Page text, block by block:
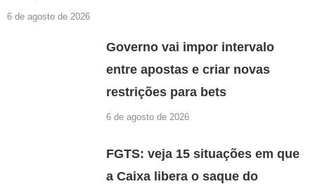
6 de agosto de 2026
Governo vai impor intervalo
entre apostas e criar novas
restrições para bets
6 de agosto de 2026
FGTS: veja 15 situações em que
a Caixa libera o saque do